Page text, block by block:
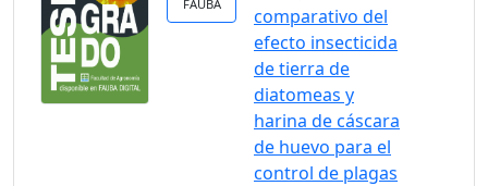
FAUBA
comparativo del
efecto insecticida
de tierra de
diatomeas y
harina de cáscara
de huevo para el
control de plagas